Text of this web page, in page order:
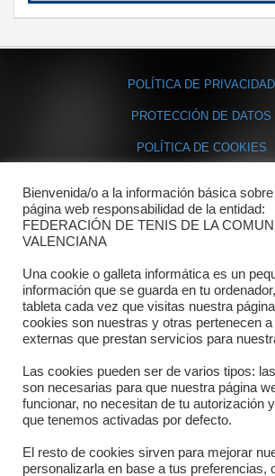
POLÍTICA DE PRIVACIDAD
PROTECCIÓN DE DATOS
POLÍTICA DE COOKIES
Contacto
Dónde estamos
Directorio departamentos
Horario
Formulario de contacto
Bienvenida/o a la información básica
página web responsabilidad de la entidad:
FEDERACIÓN DE TENIS DE LA
VALENCIANA
Una cookie o galleta informática es un
información que se guarda en tu
tableta cada vez que visitas nuestra
cookies son nuestras y otras pertenecen
externas que prestan servicios para
Las cookies pueden ser de varios tipos:
son necesarias para que nuestra página
funcionar, no necesitan de tu autorización
que tenemos activadas por defecto.
El resto de cookies sirven para mejorar
personalizarla en base a tus preferencias,